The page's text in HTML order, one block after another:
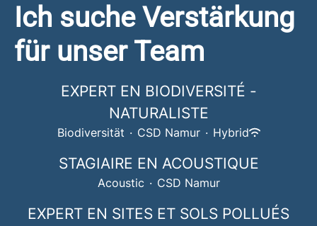
Ich suche Verstärkung
für unser Team
EXPERT EN BIODIVERSITÉ -
NATURALISTE
Biodiversität · CSD Namur · Hybrid
STAGIAIRE EN ACOUSTIQUE
Acoustic · CSD Namur
EXPERT EN SITES ET SOLS POLLUÉS